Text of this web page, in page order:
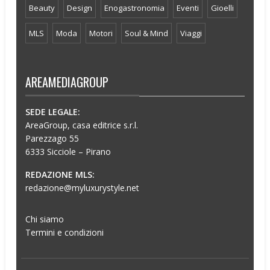
Beauty Design Enogastronomia Eventi Gioelli
MLS Moda Motori Soul & Mind Viaggi
AREAMEDIAGROUP
SEDE LEGALE:
AreaGroup, casa editrice s.r.l.
Parezzago 55
6333 Sicciole – Pirano
REDAZIONE MLS:
redazione@myluxurystyle.net
Chi siamo
Termini e condizioni